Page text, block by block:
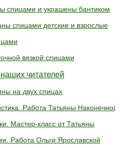
спицами и украшены бантиком
спицами детские и взрослые
вязкой спицами
читателей
на двух спицах
Работа Татьяны Наконечной
Мастер-класс от Татьяны
Работа Ольги Ярославской